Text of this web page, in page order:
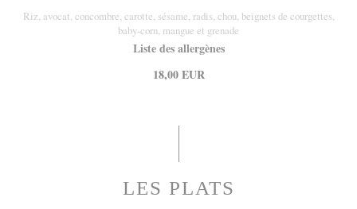
Riz, avocat, concombre, carotte, sésame, radis, chou, beignets de courgettes,
baby-corn, mangue et grenade
Liste des allergènes
18,00 EUR
LES PLATS